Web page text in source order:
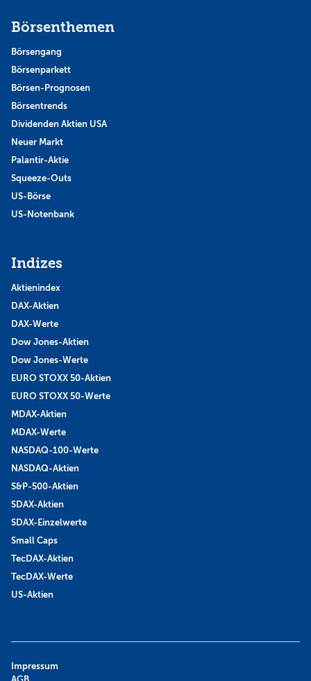
Börsenthemen
Börsengang
Börsenparkett
Börsen-Prognosen
Börsentrends
Dividenden Aktien USA
Neuer Markt
Palantir-Aktie
Squeeze-Outs
US-Börse
US-Notenbank
Indizes
Aktienindex
DAX-Aktien
DAX-Werte
Dow Jones-Aktien
Dow Jones-Werte
EURO STOXX 50-Aktien
EURO STOXX 50-Werte
MDAX-Aktien
MDAX-Werte
NASDAQ-100-Werte
NASDAQ-Aktien
S&P-500-Aktien
SDAX-Aktien
SDAX-Einzelwerte
Small Caps
TecDAX-Aktien
TecDAX-Werte
US-Aktien
Impressum